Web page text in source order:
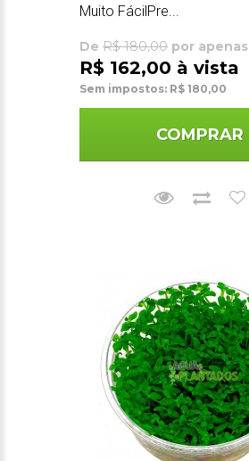
Muito FácilPre...
De R$ 180,00 por apenas
R$ 162,00 à vista
Sem impostos: R$ 180,00
COMPRAR